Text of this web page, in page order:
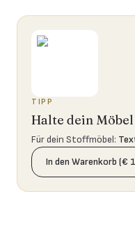
TIPP
Halte dein
Für dein Stoffmöbel:
In den Warenkorb (€